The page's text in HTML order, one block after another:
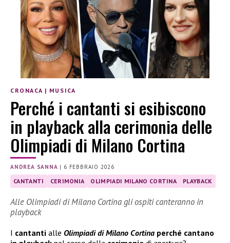
CRONACA | MUSICA
Perché i cantanti si esibiscono
in playback alla cerimonia delle
Olimpiadi di Milano Cortina
ANDREA SANNA | 6 FEBBRAIO 2026
CANTANTI CERIMONIA OLIMPIADI MILANO CORTINA PLAYBACK
Alle Olimpiadi di Milano Cortina gli ospiti canteranno in
playback
I cantanti alle Olimpiadi di Milano Cortina perché cantano